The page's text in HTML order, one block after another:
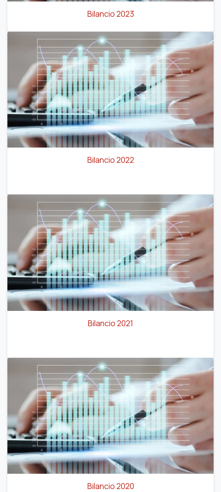
Bilancio 2023
Bilancio 2022
Bilancio 2021
Bilancio 2020